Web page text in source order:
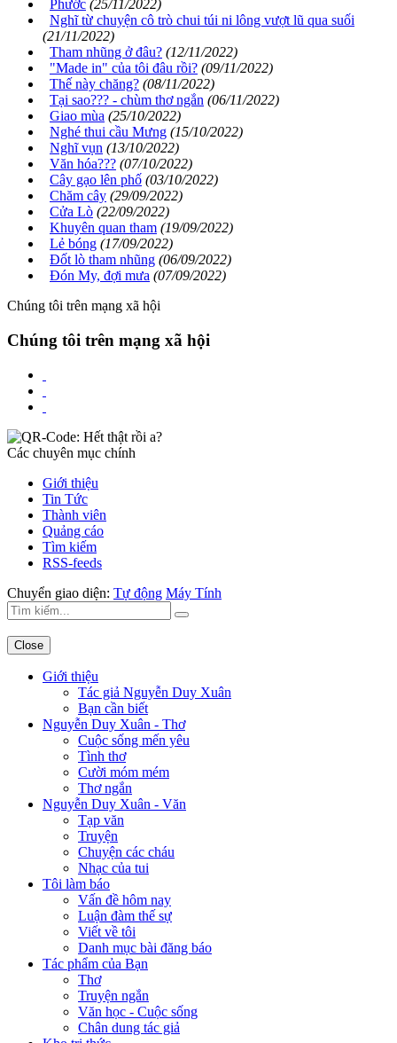
Phước (25/11/2022)
Nghĩ từ chuyện cô trò chui túi ni lông vượt lũ qua suối
(21/11/2022)
Tham nhũng ở đâu? (12/11/2022)
"Made in" của tôi đâu rồi? (09/11/2022)
Thế này chăng? (08/11/2022)
Tại sao??? - chùm thơ ngắn (06/11/2022)
Giao mùa (25/10/2022)
Nghé thui cầu Mưng (15/10/2022)
Nghĩ vụn (13/10/2022)
Văn hóa??? (07/10/2022)
Cây gạo lên phố (03/10/2022)
Chăm cây (29/09/2022)
Cửa Lò (22/09/2022)
Khuyên quan tham (19/09/2022)
Lẻ bóng (17/09/2022)
Đốt lò tham nhũng (06/09/2022)
Đón My, đợi mưa (07/09/2022)
Chúng tôi trên mạng xã hội
Chúng tôi trên mạng xã hội
Các chuyên mục chính
Giới thiệu
Tin Tức
Thành viên
Quảng cáo
Tìm kiếm
RSS-feeds
Chuyển giao diện: Tự động Máy Tính
Close
Giới thiệu
Tác giả Nguyễn Duy Xuân
Bạn cần biết
Nguyễn Duy Xuân - Thơ
Cuộc sống mến yêu
Tình thơ
Cười móm mém
Thơ ngắn
Nguyễn Duy Xuân - Văn
Tạp văn
Truyện
Chuyện các cháu
Nhạc của tui
Tôi làm báo
Vấn đề hôm nay
Luận đàm thế sự
Viết về tôi
Danh mục bài đăng báo
Tác phẩm của Bạn
Thơ
Truyện ngắn
Văn học - Cuộc sống
Chân dung tác giả